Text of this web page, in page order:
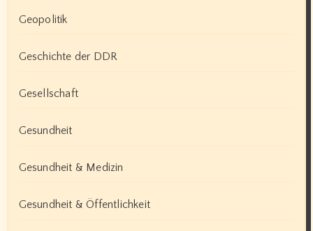
Geopolitik
Geschichte der DDR
Gesellschaft
Gesundheit
Gesundheit & Medizin
Gesundheit & Öffentlichkeit